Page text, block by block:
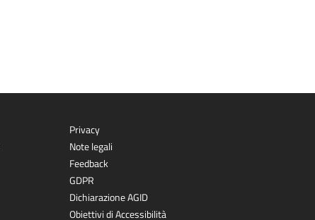
Privacy
Note legali
Feedback
GDPR
Dichiarazione AGID
Obiettivi di Accessibilità